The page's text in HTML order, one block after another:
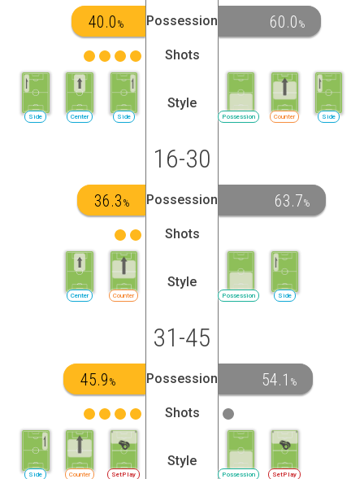
40.0 % Possession 60.0 %
Shots
Side
Center
Side
Style
Possession Counter Side
16-30
36.3 % Possession 63.7%
Shots
Counter
Center
Style
Possession Side
31-45
45.9 % Possession 54.1 %
Shots
SetPlay
Counter
Side
Style
Possession SetPlay